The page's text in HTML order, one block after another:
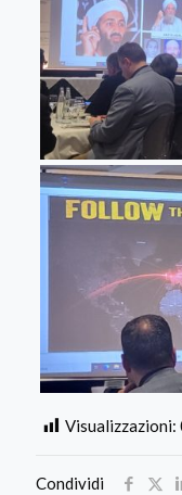
Visualizzazioni:
Condividi